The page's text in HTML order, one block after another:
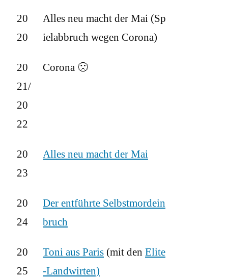
20
20
Alles neu macht der Mai (Sp
ielabbruch wegen Corona)
20
21/
20
22
Corona 🙁
20
23
Alles neu macht der Mai
20
24
Der entführte Selbstmordein
bruch
20
25
Toni aus Paris (mit den Elite
-Landwirten)